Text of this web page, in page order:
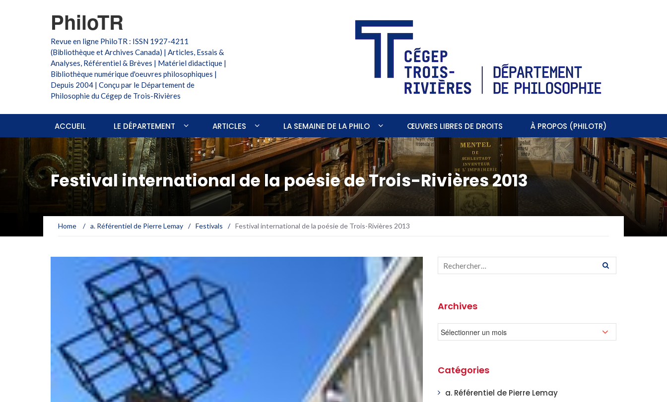
PhiloTR
Revue en ligne PhiloTR : ISSN 1927-4211
(Bibliothèque et Archives Canada) | Articles, Essais &
Analyses, Référentiel & Brèves | Matériel didactique |
Bibliothèque numérique d'oeuvres philosophiques |
Depuis 2004 | Conçu par le Département de
Philosophie du Cégep de Trois-Rivières
ACCUEIL LE DÉPARTEMENT ARTICLES LA SEMAINE DE LA PHILO ŒUVRES LIBRES DE DROITS À PROPOS (PHILOTR)
Festival international de la poésie de Trois-Rivières 2013
Home / a. Référentiel de Pierre Lemay / Festivals / Festival international de la poésie de Trois-Rivières 2013
Archives
Catégories
a. Référentiel de Pierre Lemay